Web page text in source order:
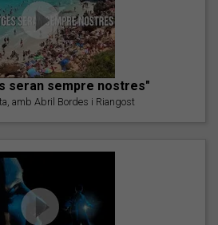
seran sempre nostres"
amb Abril Bordes i Riangost